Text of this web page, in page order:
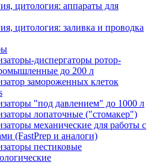
цитология: аппараты для
цитология: заливка и проводка
диспергаторы ротор-
до 200 л
замороженных клеток
"под давлением" до 1000 л
лопаточные ("стомакер")
механические для работы с
(FastPrep и аналоги)
пестиковые